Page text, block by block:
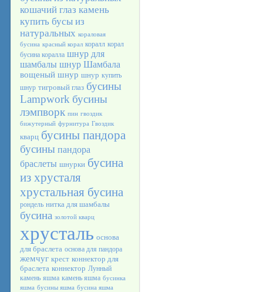
кошачий глаз камень
купить бусы из
натуральных кораловая
бусина красный корал коралл корал
бусина коралла шнур для
шамбалы шнур Шамбала
вощеный шнур шнур купить
шнур тигровый глаз бусины
Lampwork бусины
лэмпворк пин гвоздик
бижутерный фурнитура Гвоздик
кварц бусины пандора
бусины пандора
браслеты шнурки бусина
из хрусталя
хрустальная бусина
рондель нитка для шамбалы
бусина золотой кварц
хрусталь основа
для браслета основа для пандора
жемчуг крест коннектор для
браслета коннектор Лунный
камень яшма камень яшма бусинка
яшма бусины яшма бусина яшма